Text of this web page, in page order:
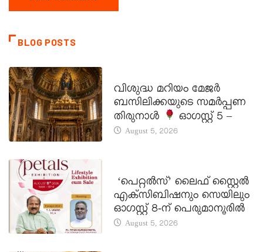
BLOG POSTS
വിശുദ്ധ മറിയം മേജർ
ബസിലിക്കയുടെ സമർപ്പണ
തിരുനാൾ
ഓഗസ്റ്റ് 5 –
August 5, 2026
‘പെറ്റൽസ്’ ലൈഫ് സ്റ്റൈൽ
എക്സിബിഷനും സെയിലും
ഓഗസ്റ്റ് 8-ന് പെരുമാനൂരിൽ
August 5, 2026